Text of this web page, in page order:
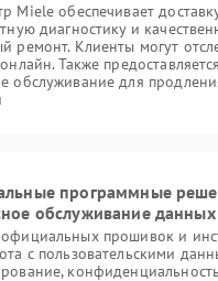
Miele обеспечивает
диагностику и
ремонт. Клиенты могут
Также предоставляется
обслуживание для
программные
обслуживание данных
прошивок и
с пользовательскими